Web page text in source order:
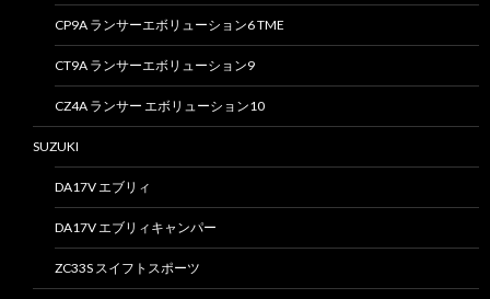
CP9A ランサーエボリューション6 TME
CT9A ランサーエボリューション9
CZ4A ランサー エボリューション10
SUZUKI
DA17V エブリィ
DA17V エブリィキャンパー
ZC33S スイフトスポーツ